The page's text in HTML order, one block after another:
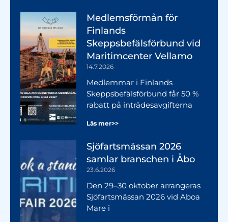
Medlemsförmån för
Finlands
Skeppsbefälsförbund vid
Maritimcenter Vellamo
14.7.2026
Medlemmar i Finlands
Skeppsbefälsförbund får 50 %
rabatt på inträdesavgifterna
Läs mer>>
Sjöfartsmässan 2026
samlar branschen i Åbo
23.6.2026
Den 29–30 oktober arrangeras
Sjöfartsmässan 2026 vid Aboa
Mare i